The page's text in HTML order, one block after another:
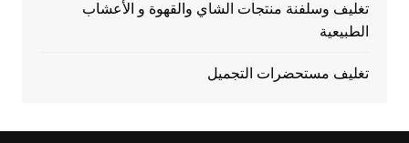
تغليف وسلفنة منتجات الشاي والقهوة و الأعشاب
الطبيعية
تغليف مستحضرات التجميل